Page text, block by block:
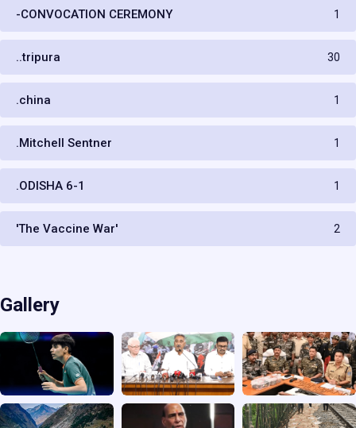
-CONVOCATION CEREMONY 1
..tripura 30
.china 1
.Mitchell Sentner 1
.ODISHA 6-1 1
'The Vaccine War' 2
Gallery